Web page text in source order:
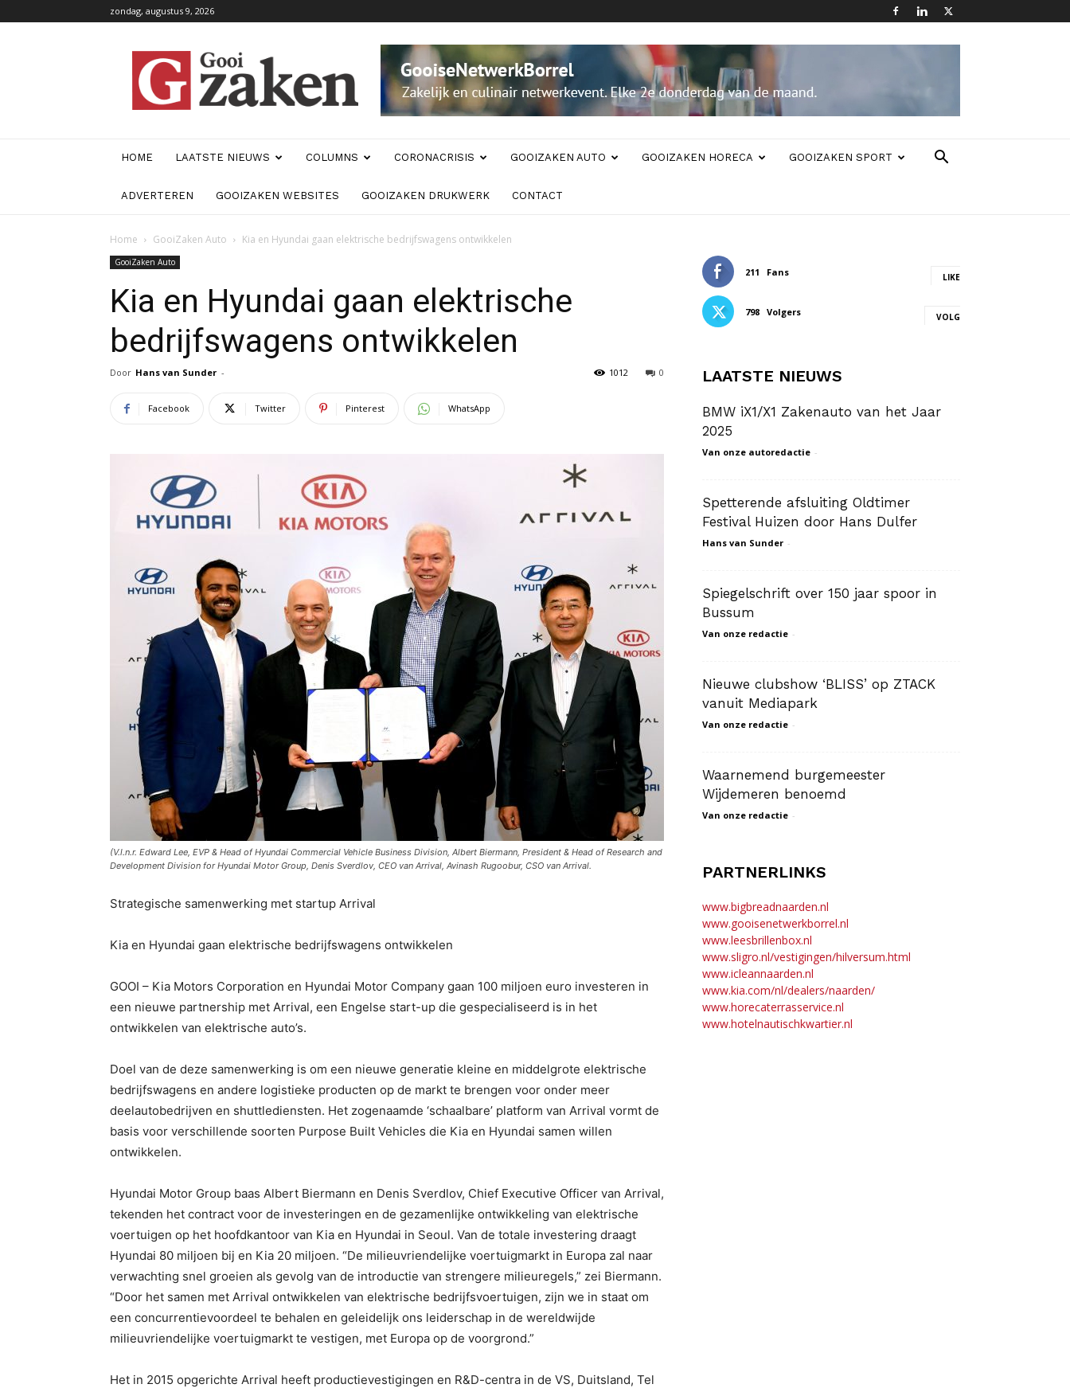
zondag, augustus 9, 2026
HOME LAATSTE NIEUWS COLUMNS CORONACRISIS GOOIZAKEN AUTO GOOIZAKEN HORECA GOOIZAKEN SPORT
ADVERTEREN GOOIZAKEN WEBSITES GOOIZAKEN DRUKWERK CONTACT
Home GooiZaken Auto Kia en Hyundai gaan elektrische bedrijfswagens ontwikkelen
GooiZaken Auto
Kia en Hyundai gaan elektrische
bedrijfswagens ontwikkelen
Door Hans van Sunder - 0
1012
Facebook Twitter Pinterest WhatsApp
(V.l.n.r. Edward Lee, EVP & Head of Hyundai Commercial Vehicle Business Division, Albert Biermann, President & Head of Research and
Development Division for Hyundai Motor Group, Denis Sverdlov, CEO van Arrival, Avinash Rugoobur, CSO van Arrival.
Strategische samenwerking met startup Arrival
Kia en Hyundai gaan elektrische bedrijfswagens ontwikkelen
GOOI – Kia Motors Corporation en Hyundai Motor Company gaan 100 miljoen euro investeren in
een nieuwe partnership met Arrival, een Engelse start-up die gespecialiseerd is in het
ontwikkelen van elektrische auto’s.
Doel van de deze samenwerking is om een nieuwe generatie kleine en middelgrote elektrische
bedrijfswagens en andere logistieke producten op de markt te brengen voor onder meer
deelautobedrijven en shuttlediensten. Het zogenaamde ‘schaalbare’ platform van Arrival vormt de
basis voor verschillende soorten Purpose Built Vehicles die Kia en Hyundai samen willen
ontwikkelen.
Hyundai Motor Group baas Albert Biermann en Denis Sverdlov, Chief Executive Officer van Arrival,
tekenden het contract voor de investeringen en de gezamenlijke ontwikkeling van elektrische
voertuigen op het hoofdkantoor van Kia en Hyundai in Seoul. Van de totale investering draagt
Hyundai 80 miljoen bij en Kia 20 miljoen. “De milieuvriendelijke voertuigmarkt in Europa zal naar
verwachting snel groeien als gevolg van de introductie van strengere milieuregels,” zei Biermann.
“Door het samen met Arrival ontwikkelen van elektrische bedrijfsvoertuigen, zijn we in staat om
een concurrentievoordeel te behalen en geleidelijk ons leiderschap in de wereldwijde
milieuvriendelijke voertuigmarkt te vestigen, met Europa op de voorgrond.”
Het in 2015 opgerichte Arrival heeft productievestigingen en R&D-centra in de VS, Duitsland, Tel
211 Fans LIKE
798 Volgers VOLG
LAATSTE NIEUWS
BMW iX1/X1 Zakenauto van het Jaar
2025
Van onze autoredactie -
Spetterende afsluiting Oldtimer
Festival Huizen door Hans Dulfer
Hans van Sunder -
Spiegelschrift over 150 jaar spoor in
Bussum
Van onze redactie -
Nieuwe clubshow ‘BLISS’ op ZTACK
vanuit Mediapark
Van onze redactie -
Waarnemend burgemeester
Wijdemeren benoemd
Van onze redactie -
PARTNERLINKS
www.bigbreadnaarden.nl
www.gooisenetwerkborrel.nl
www.leesbrillenbox.nl
www.sligro.nl/vestigingen/hilversum.html
www.icleannaarden.nl
www.kia.com/nl/dealers/naarden/
www.horecaterrasservice.nl
www.hotelnautischkwartier.nl